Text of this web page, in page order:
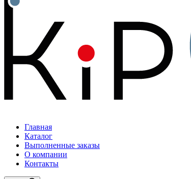
Главная
Каталог
Выполненные заказы
О компании
Контакты